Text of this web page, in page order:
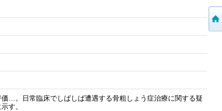
…。日常臨床でしばしば遭遇する骨粗しょう症治療に関する疑
す。